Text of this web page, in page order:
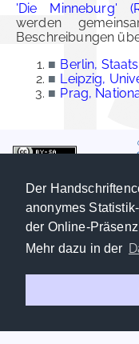
Der
anonymes
der Online-
Mehr dazu in der
'Die Minneburg'
werden
Beschreibungen
■ Berlin,
■ Leipzig,
■ Prag,